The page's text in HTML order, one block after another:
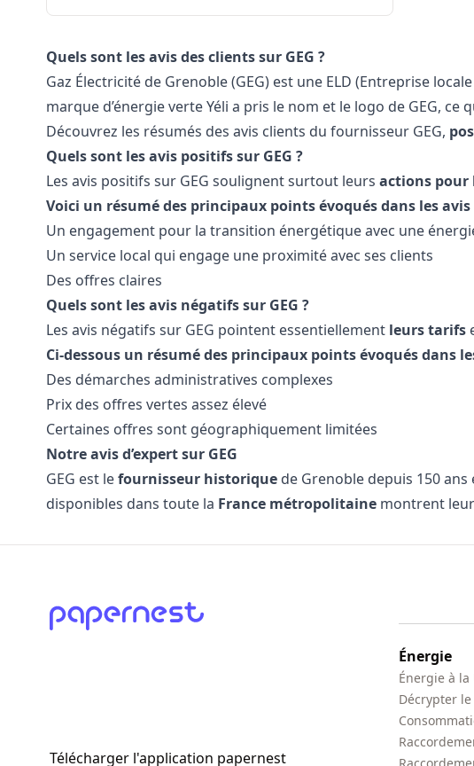
Quels sont les avis des clients sur GEG ?
Gaz Électricité de Grenoble (GEG) est une ELD (Entreprise
marque d’énergie verte Yéli a pris le nom et le logo de GEG, ce
Découvrez les résumés des avis clients du fournisseur GEG,
Quels sont les avis positifs sur GEG ?
Les avis positifs sur GEG soulignent surtout leurs actions pour
Voici un résumé des principaux points évoqués dans les
Un engagement pour la transition énergétique avec une
Un service local qui engage une proximité avec ses clients
Des offres claires
Quels sont les avis négatifs sur GEG ?
Les avis négatifs sur GEG pointent essentiellement leurs tarifs
Ci-dessous un résumé des principaux points évoqués dans
Des démarches administratives complexes
Prix des offres vertes assez élevé
Certaines offres sont géographiquement limitées
Notre avis d’expert sur GEG
GEG est lefournisseur historique de Grenoble depuis 150
disponibles dans toute la France métropolitaine montrent
Télécharger l'application papernest
Énergie
Énergie à la
Décrypter